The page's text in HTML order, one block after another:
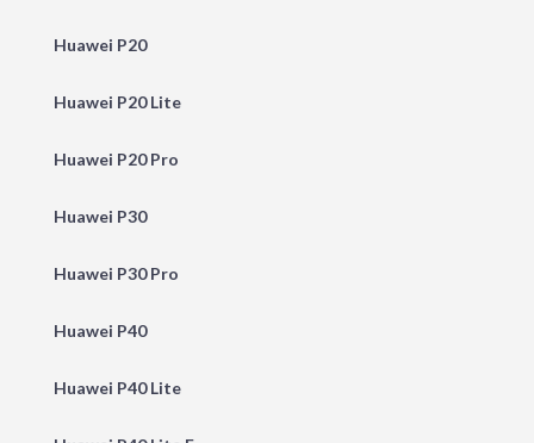
Huawei P20
Huawei P20 Lite
Huawei P20 Pro
Huawei P30
Huawei P30 Pro
Huawei P40
Huawei P40 Lite